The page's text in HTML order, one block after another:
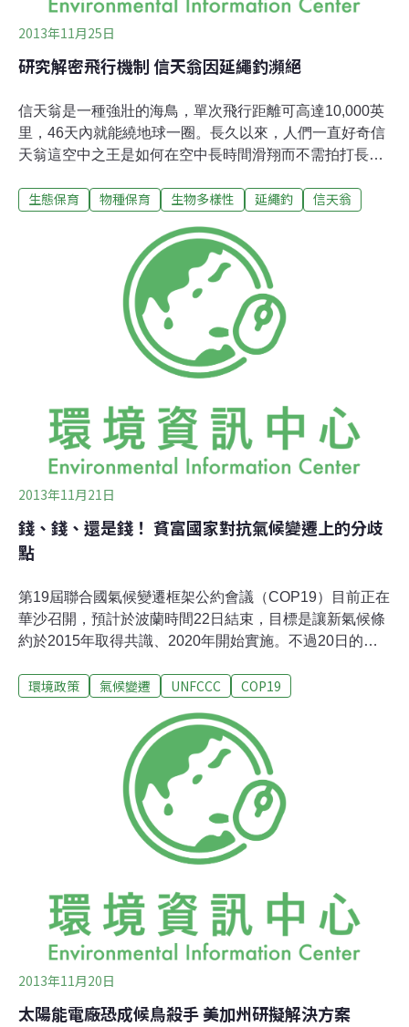
2013年11月25日
研究解密飛行機制 信天翁因延繩釣瀕絕
信天翁是一種強壯的海鳥，單次飛行距離可高達10,000英
里，46天內就能繞地球一圈。長久以來，人們一直好奇信
天翁這空中之王是如何在空中長時間滑翔而不需拍打長達
制。不過最近科學家在一群16隻漂泊信天翁（wandering
解信天翁是如何長途飛行而不至於耗盡能量的奧秘了。漂
泊信天翁的飛行範圍在印度洋，是信天翁中體型最大的物
種之一。GPS追蹤器讓科學家得以每秒10次的速率測量每
隻個體的位置，精確度達數公分，能提供準確的飛行路徑
記錄。科學家發現信天翁以「高機動策略」飛行，在飛入
風中時調整翅膀方向，移動到適當高度，接著轉身俯衝長
達100公尺；根據GPS數據，最高時速可達67英哩。不斷
英哩。但牠們可不是被吹著跑，牠們飛行的速度比風速要
生態保育 物種保育 生物多樣性 延繩釣 信天翁
2013年11月21日
錢、錢、還是錢！ 貧富國家對抗氣候變遷上的分歧
點
第19屆聯合國氣候變遷框架公約會議（COP19）目前正在
華沙召開，預計於波蘭時間22日結束，目標是讓新氣候條
約於2015年取得共識、2020年開始實施。不過20日的會
難籌措應變資金時卻陷入僵局。玻利維亞等發展中國家指
候變遷造成的損失，如海平面上升或沙漠化現象。中國最
高氣候變遷官員解振華說，開發中國家必須儘快訂出提供
融資的時間表和金額。富裕國家則擔憂金額過高，以及為
往後所有的旱災、熱浪和暴風雨承擔法律責任。歐盟氣候
執委Connie Hedegaard解釋，「我們不可能有一種制度，
是全球不管哪裡一發生嚴重氣候事件，就自動繳出補償
金。」氣候融資 氣候會談最爭議話題海燕颱風在菲律賓造
行指出，過去十年來，極端氣候事件造成的全球經濟損失
已飆升到每年近2
環境政策 氣候變遷 UNFCCC COP19
2013年11月20日
太陽能電廠恐成候鳥殺手 美加州研擬解決方案